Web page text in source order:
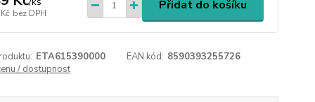
bez DPH
Přidat do košíku
ETA615390000 EAN kód: 8590393255726
/ dostupnost